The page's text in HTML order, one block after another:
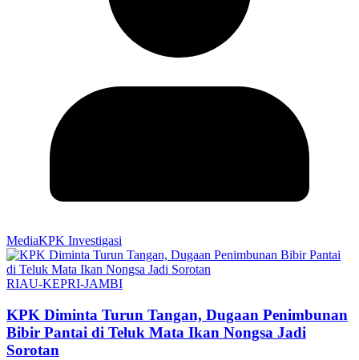
MediaKPK Investigasi
RIAU-KEPRI-JAMBI
KPK Diminta Turun Tangan, Dugaan Penimbunan
Bibir Pantai di Teluk Mata Ikan Nongsa Jadi
Sorotan